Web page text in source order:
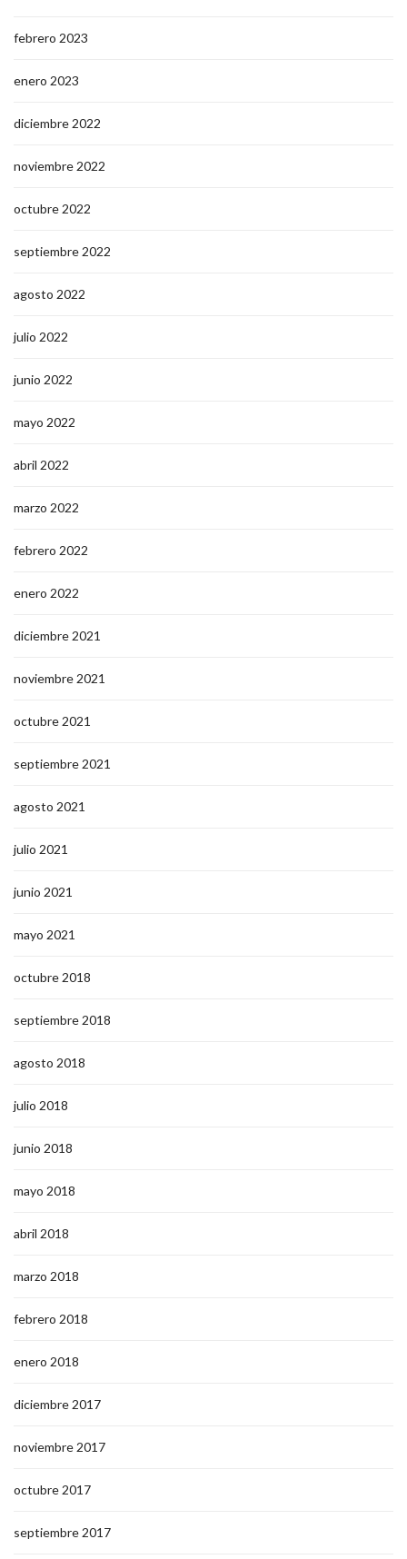
febrero 2023
enero 2023
diciembre 2022
noviembre 2022
octubre 2022
septiembre 2022
agosto 2022
julio 2022
junio 2022
mayo 2022
abril 2022
marzo 2022
febrero 2022
enero 2022
diciembre 2021
noviembre 2021
octubre 2021
septiembre 2021
agosto 2021
julio 2021
junio 2021
mayo 2021
octubre 2018
septiembre 2018
agosto 2018
julio 2018
junio 2018
mayo 2018
abril 2018
marzo 2018
febrero 2018
enero 2018
diciembre 2017
noviembre 2017
octubre 2017
septiembre 2017